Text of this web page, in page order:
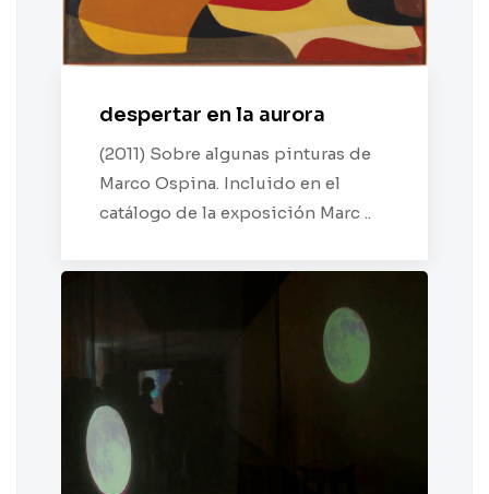
despertar en la aurora
(2011) Sobre algunas pinturas de
Marco Ospina. Incluido en el
catálogo de la exposición Marc ..